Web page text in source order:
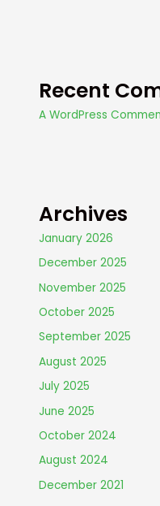
Recent
A WordPress
Archives
January 2026
December 2025
November 2025
October 2025
September 2025
August 2025
July 2025
June 2025
October 2024
August 2024
December 2021